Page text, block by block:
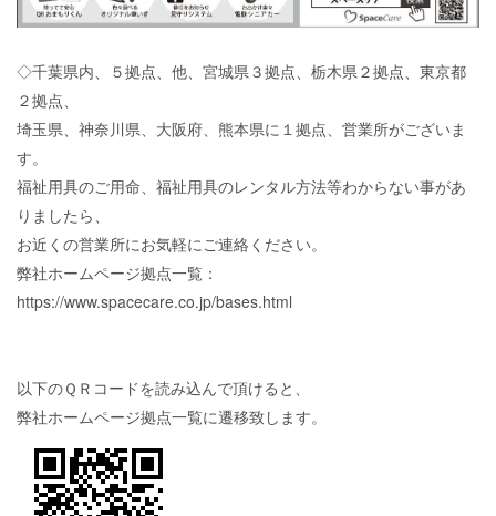
◇千葉県内、５拠点、他、宮城県３拠点、栃木県２拠点、東京都
２拠点、
埼玉県、神奈川県、大阪府、熊本県に１拠点、営業所がございま
す。
福祉用具のご用命、福祉用具のレンタル方法等わからない事があ
りましたら、
お近くの営業所にお気軽にご連絡ください。
弊社ホームページ拠点一覧：
https://www.spacecare.co.jp/bases.html
以下のＱＲコードを読み込んで頂けると、
弊社ホームページ拠点一覧に遷移致します。